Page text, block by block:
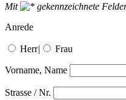
Mit
gekennzeichnete
Anrede
Herr| Frau
Vorname, Name
Strasse / Nr.